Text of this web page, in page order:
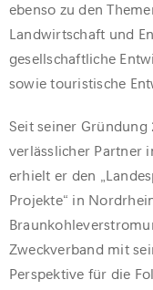
ebenso zu den
Landwirtschaft und
gesellschaftliche
sowie touristische
Seit seiner Gründung
verlässlicher Partner
erhielt er den
Projekte“ in
Zweckverband mit
Perspektive für die